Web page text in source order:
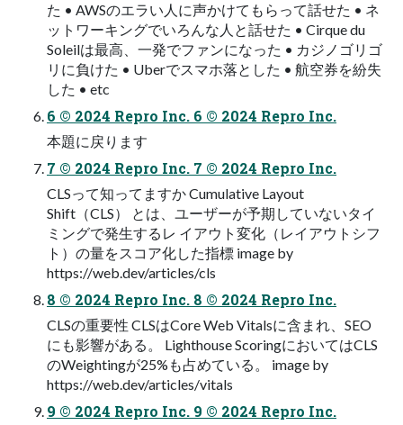
た • AWSのエラい⼈に声かけてもらって話せた • ネ
ットワーキングでいろんな⼈と話せた • Cirque du
Soleilは最⾼、⼀発でファンになった • カジノゴリゴ
リに負けた • Uberでスマホ落とした • 航空券を紛失
した • etc
6 © 2024 Repro Inc. 6 © 2024 Repro Inc.
本題に戻ります
7 © 2024 Repro Inc. 7 © 2024 Repro Inc.
CLSって知ってますか Cumulative Layout
Shift（CLS） とは、ユーザーが予期していないタイ
ミングで発⽣するレ イアウト変化（レイアウトシフ
ト）の量をスコア化した指標 image by
https://web.dev/articles/cls
8 © 2024 Repro Inc. 8 © 2024 Repro Inc.
CLSの重要性 CLSはCore Web Vitalsに含まれ、SEO
にも影響がある。 Lighthouse ScoringにおいてはCLS
のWeightingが25%も占めている。 image by
https://web.dev/articles/vitals
9 © 2024 Repro Inc. 9 © 2024 Repro Inc.